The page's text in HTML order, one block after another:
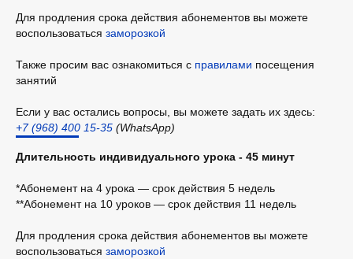
Для продления срока действия абонементов вы можете
воспользоваться заморозкой
Также просим вас ознакомиться с правилами посещения
занятий
Если у вас остались вопросы, вы можете задать их здесь:
+7 (968) 400 15-35 (WhatsApp)
Длительность индивидуального урока - 45 минут
*Абонемент на 4 урока — срок действия 5 недель
**Абонемент на 10 уроков — срок действия 11 недель
Для продления срока действия абонементов вы можете
воспользоваться заморозкой